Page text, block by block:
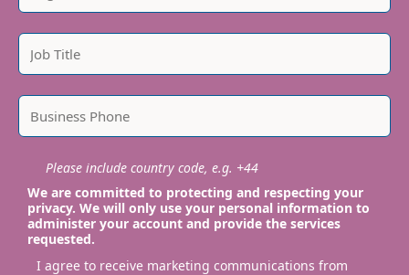
Please include country code, e.g. +44
We are committed to protecting and respecting your
privacy. We will only use your personal information to
administer your account and provide the services
requested.
I agree to receive marketing communications from